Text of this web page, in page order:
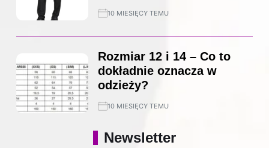
10 MIESIĘCY TEMU
Rozmiar 12 i 14 – Co to
dokładnie oznacza w
odzieży?
10 MIESIĘCY TEMU
Newsletter